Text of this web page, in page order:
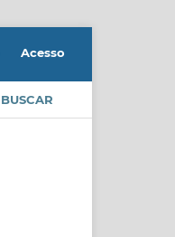
BUSCAR
Acesso